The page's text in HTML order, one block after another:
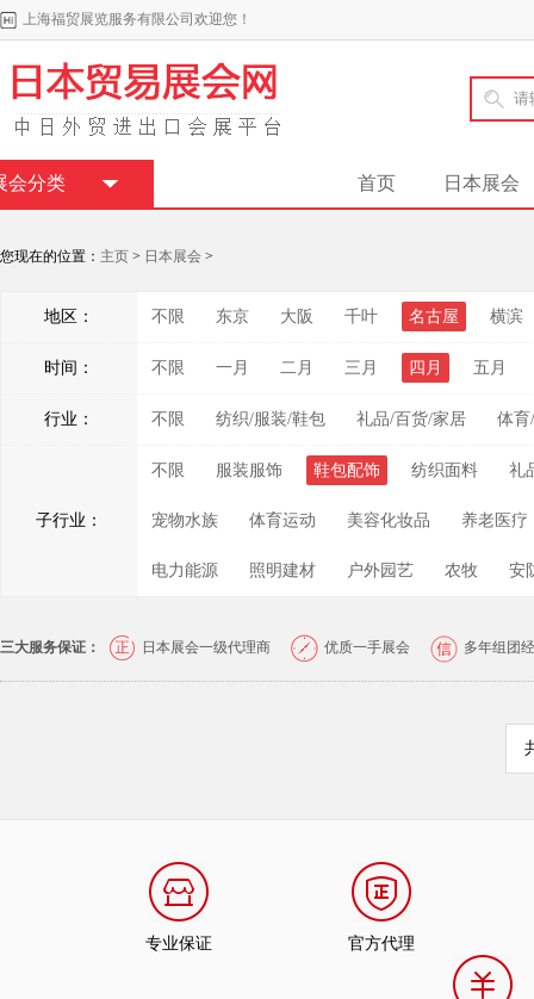
上海福贸展览服务有限公司欢迎您！
首页 日本展会
会分类
您现在的位置： 主页 > 日本展会 >
地区： 不限 东京 大阪 千叶 名古屋 横滨
时间： 不限 一月 二月 三月 四月 五月
行业： 不限 纺织/服装/鞋包 礼品/百货/家居 体育
子行业：
不限 服装服饰 鞋包配饰 纺织面料 礼
宠物水族 体育运动 美容化妆品 养老医疗
电力能源 照明建材 户外园艺 农牧 安
三大服务保证： 日本展会一级代理商 优质一手展会 多年组团
专业保证 官方代理